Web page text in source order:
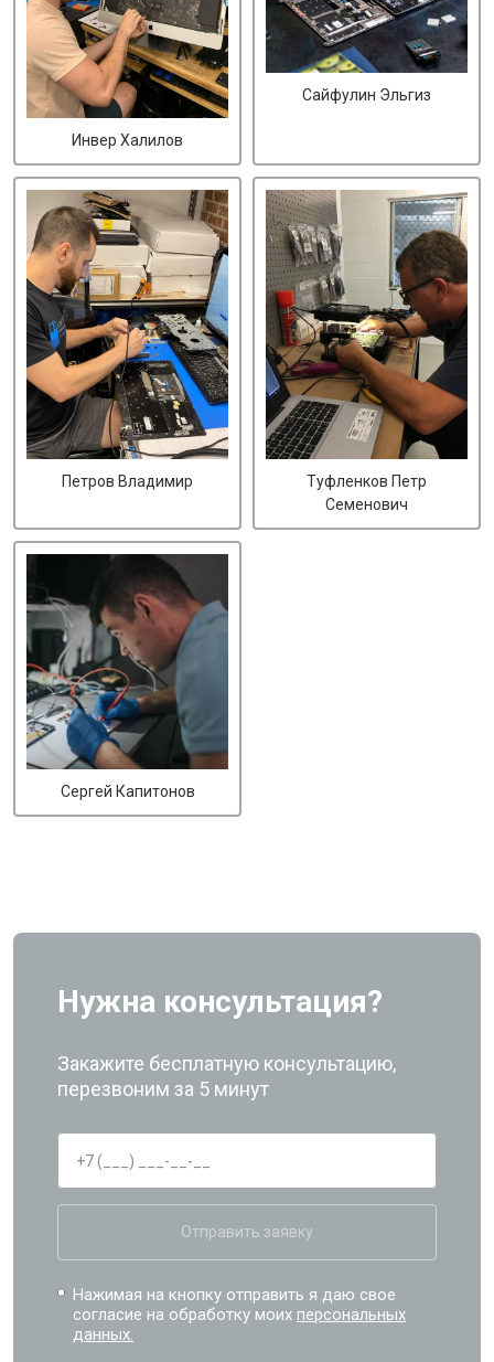
Инвер Халилов
Сайфулин Эльгиз
Петров Владимир
Туфленков Петр
Семенович
Сергей Капитонов
Нужна консультация?
Закажите бесплатную консультацию,
перезвоним за 5 минут
Отправить заявку
Нажимая на кнопку отправить я даю свое
согласие на обработку моихперсональных
данных.